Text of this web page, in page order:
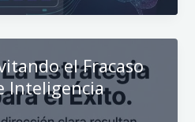
el Fracaso
Inteligencia